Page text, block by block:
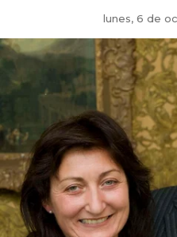
lunes, 6 de